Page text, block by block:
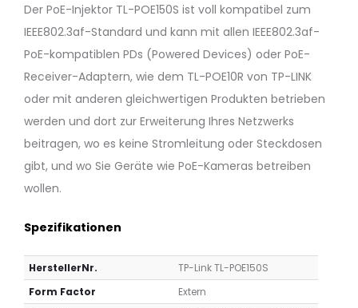
30W
PoE+
(802.3af/at,
NA/EU)
10G/5G/2.5G/1G
T
Netzwerkkarte
Der PoE-Injektor TL-POE150S ist voll kompatibel zum
IEEE802.3af-Standard und kann mit allen IEEE802.3af-
PoE-kompatiblen PDs (Powered Devices) oder PoE-
Receiver-Adaptern, wie dem TL-POE10R von TP-LINK
oder mit anderen gleichwertigen Produkten betrieben
werden und dort zur Erweiterung Ihres Netzwerks
beitragen, wo es keine Stromleitung oder Steckdosen
gibt, und wo Sie Geräte wie PoE-Kameras betreiben
wollen.
Spezifikationen
HerstellerNr.
TP-Link TL-POE150S
Form Factor
Extern